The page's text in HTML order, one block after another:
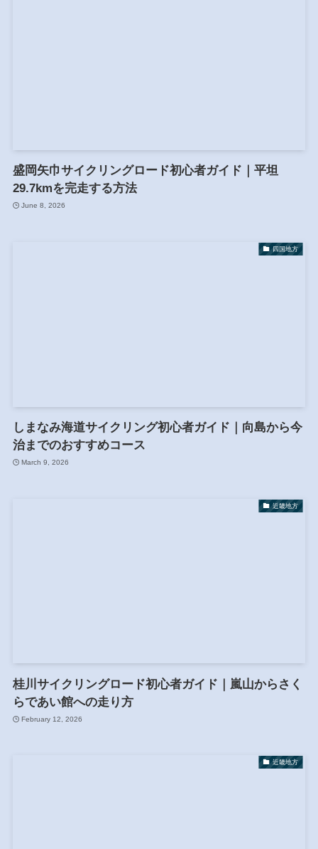
盛岡矢巾サイクリングロード初心者ガイド｜平坦
29.7kmを完走する方法
June 8, 2026
四国地方
しまなみ海道サイクリング初心者ガイド｜向島から今
治までのおすすめコース
March 9, 2026
近畿地方
桂川サイクリングロード初心者ガイド｜嵐山からさく
らであい館への走り方
February 12, 2026
近畿地方